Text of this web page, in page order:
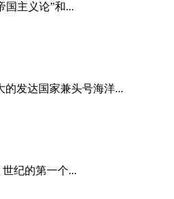
国主义论”和...
发达国家兼头号海洋...
纪的第一个...